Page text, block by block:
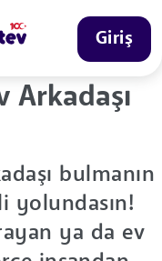
Giriş
Arkadaşı
bulmanın
yolundasın!
ya da ev